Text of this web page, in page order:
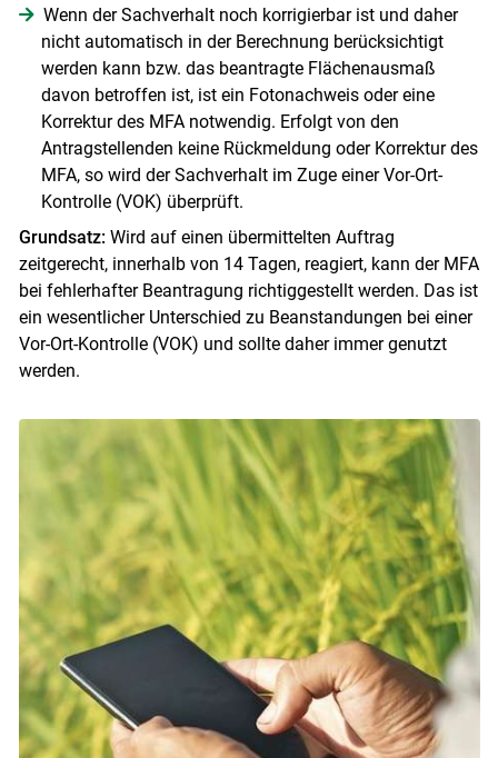
Wenn der Sachverhalt noch korrigierbar ist und daher
nicht automatisch in der Berechnung berücksichtigt
werden kann bzw. das beantragte Flächenausmaß
davon betroffen ist, ist ein Fotonachweis oder eine
Korrektur des MFA notwendig. Erfolgt von den
Antragstellenden keine Rückmeldung oder Korrektur des
MFA, so wird der Sachverhalt im Zuge einer Vor-Ort-
Kontrolle (VOK) überprüft.
Grundsatz:Wird auf einen übermittelten Auftrag
zeitgerecht, innerhalb von 14 Tagen, reagiert, kann der MFA
bei fehlerhafter Beantragung richtiggestellt werden. Das ist
ein wesentlicher Unterschied zu Beanstandungen bei einer
Vor-Ort-Kontrolle (VOK) und sollte daher immer genutzt
werden.